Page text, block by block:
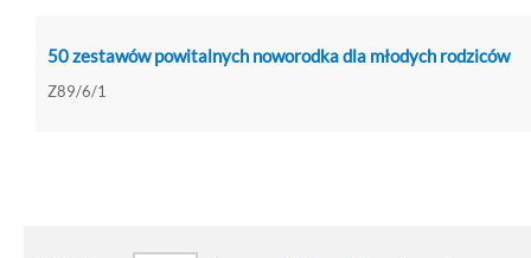
50 zestawów powitalnych noworodka dla młodych rodziców
Z89/6/1